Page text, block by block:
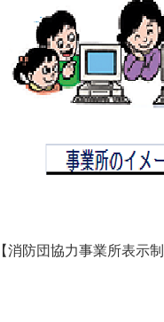
【消防団協力事業所表示